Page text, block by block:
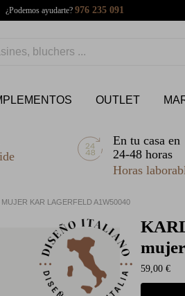
¿Podemos ayudarte? 976 235 091
OUTLET
En tu casa en
24-48 horas
Horas
KAR LAGERFELD A1W50040
59,00 €